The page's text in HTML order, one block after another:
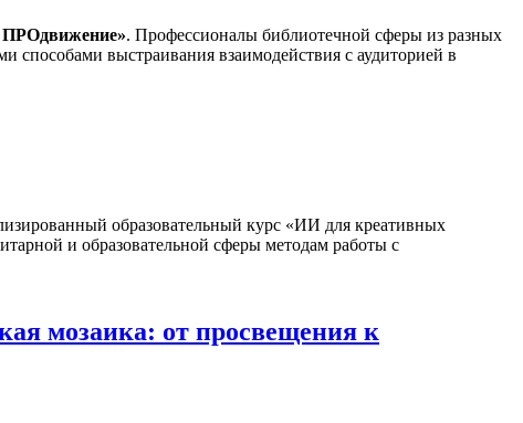
ПРОдвижение». Профессионалы библиотечной сферы из разных
способами выстраивания взаимодействия с аудиторией в
образовательный курс «ИИ для креативных
и образовательной сферы методам работы с
мозаика: от просвещения к